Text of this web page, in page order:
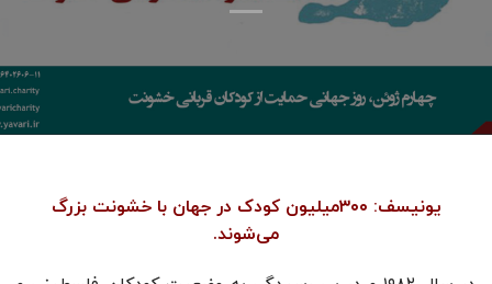
یونیسف: ۳۰۰میلیون کودک در جهان با خشونت بزرگ
می‌شوند.